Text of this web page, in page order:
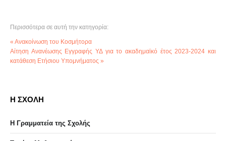
Περισσότερα σε αυτή την κατηγορία:
« Ανακοίνωση του Κοσμήτορα
Αίτηση Ανανέωσης Εγγραφής ΥΔ για το ακαδημαϊκό έτος 2023-2024 και
κατάθεση Ετήσιου Υπομνήματος »
Η ΣΧΟΛΗ
Η Γραμματεία της Σχολής